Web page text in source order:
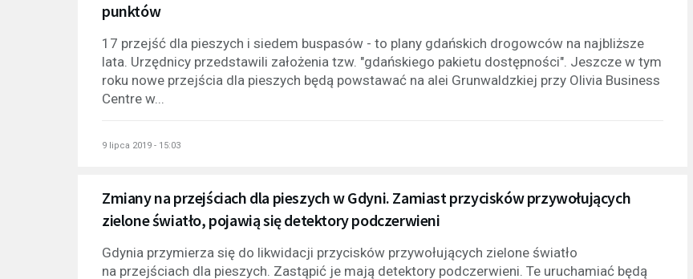
punktów
17 przejść dla pieszych i siedem buspasów - to plany gdańskich drogowców na najbliższe
lata. Urzędnicy przedstawili założenia tzw. "gdańskiego pakietu dostępności". Jeszcze w tym
roku nowe przejścia dla pieszych będą powstawać na alei Grunwaldzkiej przy Olivia Business
Centre w...
9 lipca 2019 - 15:03
Zmiany na przejściach dla pieszych w Gdyni. Zamiast przycisków przywołujących
zielone światło, pojawią się detektory podczerwieni
Gdynia przymierza się do likwidacji przycisków przywołujących zielone światło
na przejściach dla pieszych. Zastąpić je mają detektory podczerwieni. Te uruchamiać będą